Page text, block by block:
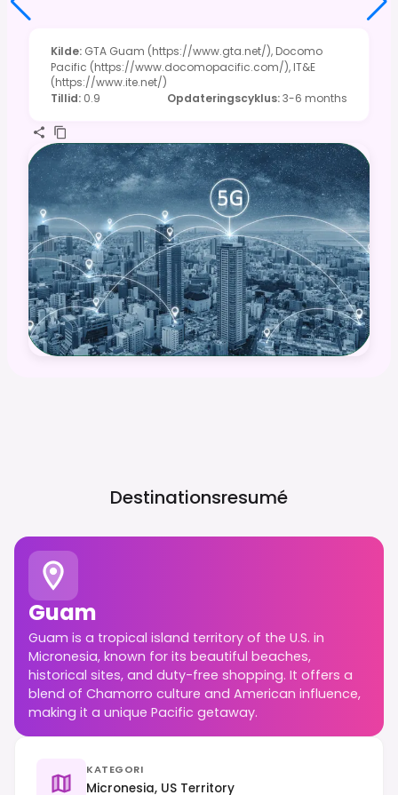
Kilde: GTA Guam (https://www.gta.net/), Docomo
Pacific (https://www.docomopacific.com/), IT&E
(https://www.ite.net/)
Tillid: 0.9 Opdateringscyklus:3-6 months
Destinationsresumé
Guam
Guam is a tropical island territory of the U.S. in
Micronesia, known for its beautiful beaches,
historical sites, and duty-free shopping. It offers a
blend of Chamorro culture and American influence,
making it a unique Pacific getaway.
KATEGORI
Micronesia, US Territory